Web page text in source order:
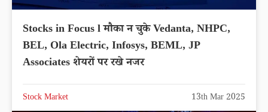
Stocks in Focus l मौका न चुके Vedanta, NHPC,
BEL, Ola Electric, Infosys, BEML, JP
Associates शेयरों पर रखे नजर
Stock Market 13th Mar 2025